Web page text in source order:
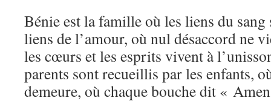
Bénie est la famille où les liens du
liens de l’amour, où nul désaccord ne
les cœurs et les esprits vivent à
parents sont recueillis par les enfants,
demeure, où chaque bouche dit «